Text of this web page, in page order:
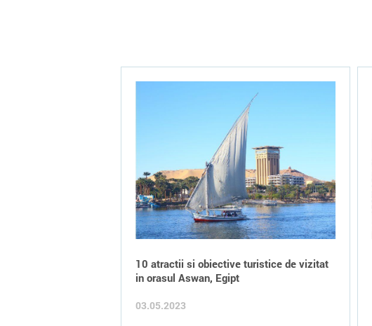
10 atractii si obiective turistice de vizitat
in orasul Aswan, Egipt
03.05.2023